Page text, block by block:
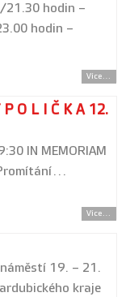
/21.30 hodin –
hodin –
Více...
O L I Č K A 12.
IN MEMORIAM
Více...
19. – 21.
kraje